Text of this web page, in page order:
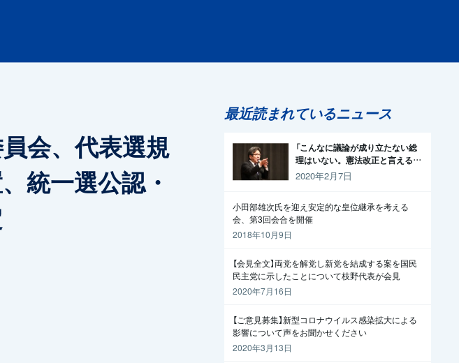
員会、代表選規
統一選公認・
最近読まれているニュース
「こんなに議論が成り立たない総
理はいない。憲法改正と言える資
格がどこにある。市民と野党の力
で引きずり下ろそう」杉尾議員
2020年2月7日
小田部雄次氏を迎え安定的な皇位継承を考える
会、第3回会合を開催
2018年10月9日
【会見全文】両党を解党し新党を結成する案を国民
民主党に示したことについて枝野代表が会見
2020年7月16日
【ご意見募集】新型コロナウイルス感染拡大による
影響について声をお聞かせください
2020年3月13日